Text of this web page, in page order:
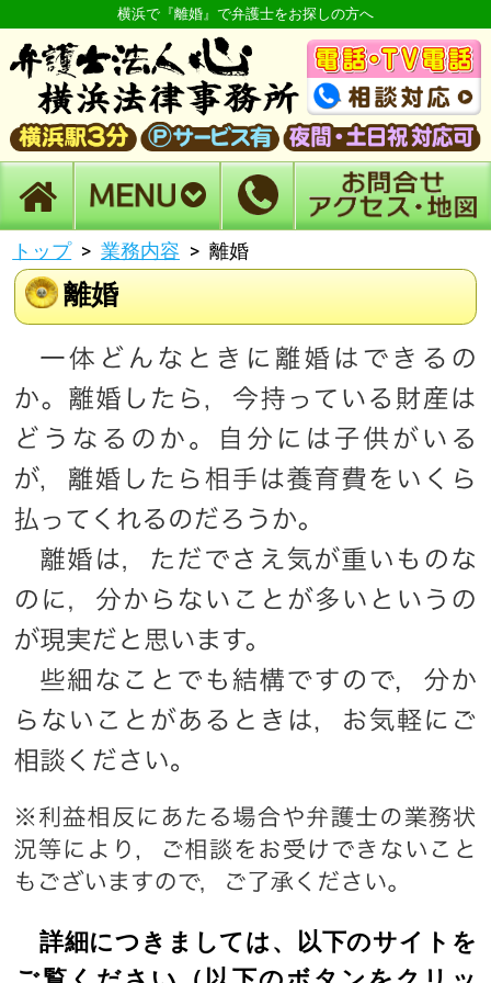
横浜で『離婚』で弁護士をお探しの方へ
トップ 業務内容 離婚
離婚
詳細につきましては、以下のサイトを